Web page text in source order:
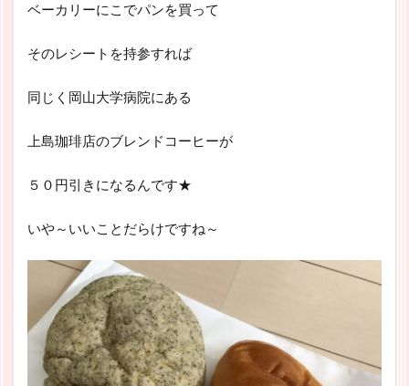
ベーカリーにこでパンを買って
そのレシートを持参すれば
同じく岡山大学病院にある
上島珈琲店のブレンドコーヒーが
５０円引きになるんです★
いや～いいことだらけですね～